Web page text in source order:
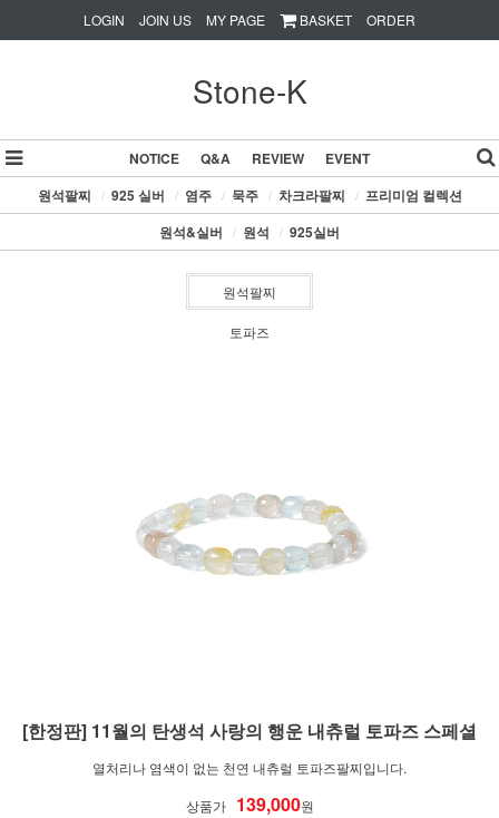
LOGIN JOIN US MY PAGE BASKET ORDER
Stone-K
NOTICE Q&A REVIEW
EVENT
원석팔찌 / 925 실버 / 염주 / 묵주 / 차크라팔찌 / 프리미엄 컬렉션
원석&실버 / 원석 / 925실버
원석팔찌
토파즈
[한정판] 11월의 탄생석 사랑의 행운 내츄럴 토파즈 스페셜
열처리나 염색이 없는 천연 내츄럴 토파즈팔찌입니다.
상품가
139,000원